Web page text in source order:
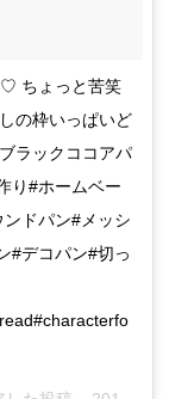
♡ ちょっと苦笑
の枠いっぱいど
ラックココアパ
り#ホームベー
ドパン#メッシ
#デコパン#切っ